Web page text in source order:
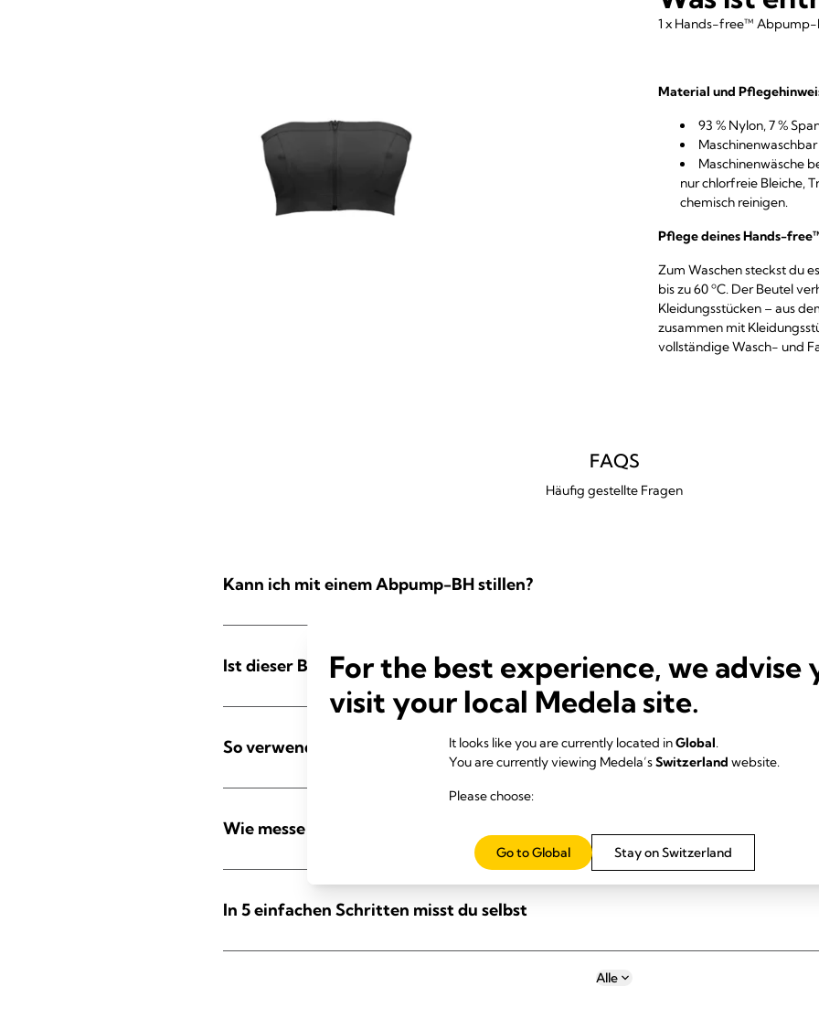
1 x Hands-free™ Abpump-
Material und
93 % Nylon, 7 %
Maschinenwaschbar
Maschinenwäsche
nur chlorfreie Bleiche,
chemisch reinigen.
Pflege deines Hands-
Zum Waschen steckst du
bis zu 60 ºC. Der Beutel
Kleidungsstücken – aus
zusammen mit
vollständige Wasch- und
FAQS
Häufig gestellte Fragen
Kann ich mit einem Abpump-BH stillen?
Ist dieser BH für meine elektrische Milchpumpe geeignet?
So verwendest du das Hands-free™ Abpump-Bustier
Wie messe ich meine Größe?
In 5 einfachen Schritten misst du selbst
Alle
For the best experience, we advise
visit your local Medela site.
It looks like you are currently located inGlobal.
You are currently viewing Medela’sSwitzerland website.
Please choose:
Stay on Switzerland
Go to Global